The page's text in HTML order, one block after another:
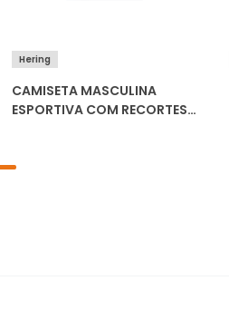
Hering
CAMISETA MASCULINA
ESPORTIVA COM RECORTES